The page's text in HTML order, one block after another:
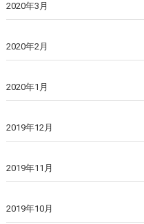
2020年3月
2020年2月
2020年1月
2019年12月
2019年11月
2019年10月